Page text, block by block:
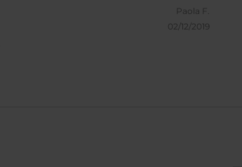
Paola F.
02/12/2019